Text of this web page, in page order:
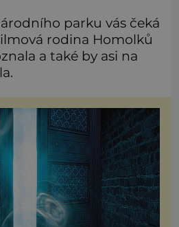
parku vás čeká
rodina Homolků
a také by asi na